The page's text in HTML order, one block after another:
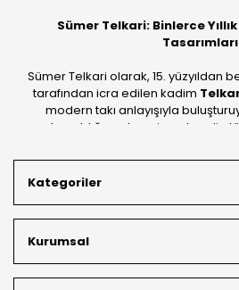
Sümer Telkari: Binlerce
Tasarımları
Sümer Telkari olarak, 15. yüzyıldan
tarafından icra edilen kadim
modern takı anlayışıyla
devraldığımız bu mirası; kendi
Mardin’in tarihi dokusunu yansıtan
müşterilerimizin özel siparişlerini
hazırlıyor; köklü geçmişimizi
güvenle
Kategoriler
Kurumsal